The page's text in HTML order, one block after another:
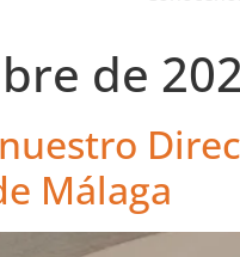
de
nuestro
Málaga